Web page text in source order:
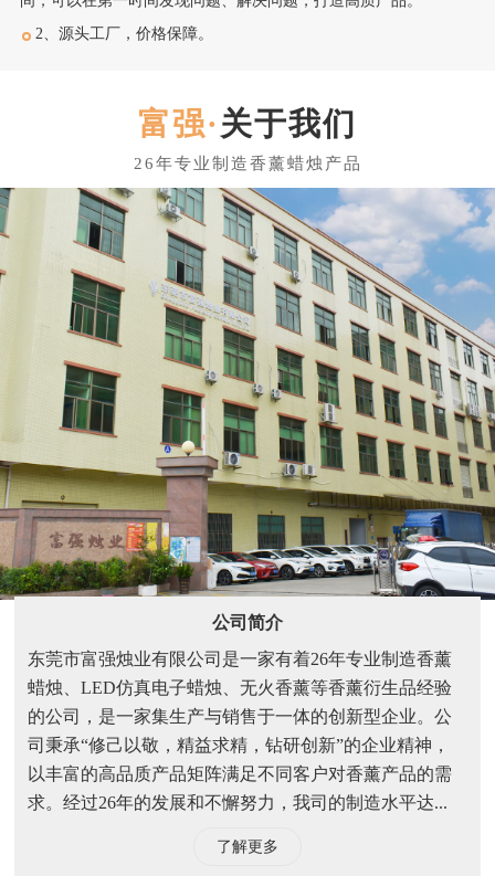
2、源头工厂，价格保障。
关于我们
公司简介
东莞市富强烛业有限公司是一家有着26年专业制造香薰
蜡烛、LED仿真电子蜡烛、无火香薰等香薰衍生品经验
的公司，是一家集生产与销售于一体的创新型企业。公
司秉承“修己以敬，精益求精，钻研创新”的企业精神，
以丰富的高品质产品矩阵满足不同客户对香薰产品的需
求。经过26年的发展和不懈努力，我司的制造水平达...
了解更多